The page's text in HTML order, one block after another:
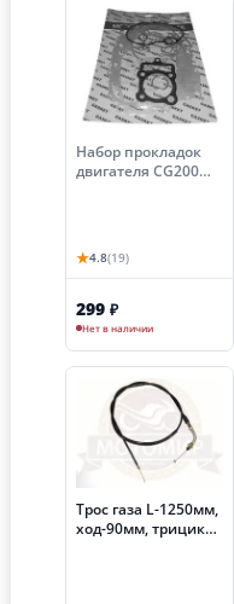
Набор прокладок
двигателя CG200
★4.8(19)
299 ₽
Нет в наличии
Трос газа L-1250мм,
ход-90мм, трицикл